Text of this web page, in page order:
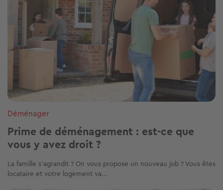
Déménager
Prime de déménagement : est-ce que
vous y avez droit ?
La famille s’agrandit ? On vous propose un nouveau job ? Vous êtes
locataire et votre logement va...